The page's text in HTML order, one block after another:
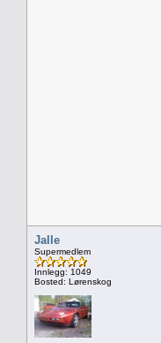
Jalle
Supermedlem
Innlegg: 1049
Bosted: Lørenskog